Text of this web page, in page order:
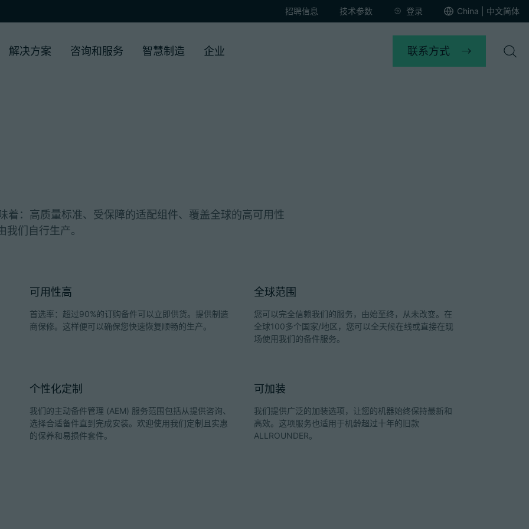
招聘信息 技术参数 登录 China | 中文简体
解决方案 咨询和服务 智慧制造 企业 联系方式
着：高质量标准、受保障的适配组件、覆盖全球的高可用性
们自行生产。
可用性高
首选率：超过90%的订购备件可以立即供货。提供制造
商保修。这样便可以确保您快速恢复顺畅的生产。
全球范围
您可以完全信赖我们的服务，由始至终，从未改变。在
全球100多个国家/地区，您可以全天候在线或直接在现
场使用我们的备件服务。
个性化定制
我们的主动备件管理 (AEM) 服务范围包括从提供咨询、
选择合适备件直到完成安装。欢迎使用我们定制且实惠
的保养和易损件套件。
可加装
我们提供广泛的加装选项，让您的机器始终保持最新和
高效。这项服务也适用于机龄超过十年的旧款
ALLROUNDER。